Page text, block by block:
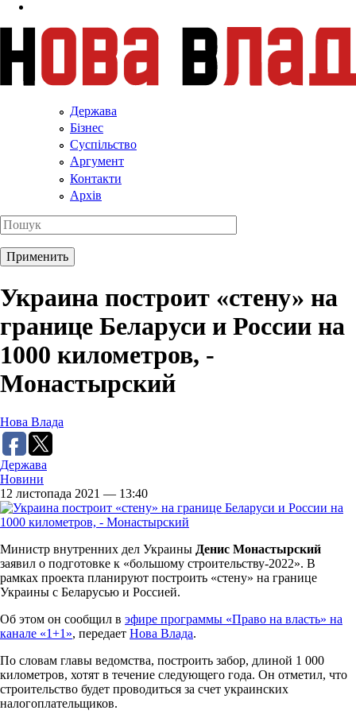
Держава
Бізнес
Суспільство
Аргумент
Контакти
Архів
Украина построит «стену» на
границе Беларуси и России на
1000 километров, -
Монастырский
Нова Влада
Держава
Новини
12 листопада 2021 — 13:40
Министр внутренних дел Украины Денис Монастырский
заявил о подготовке к «большому строительству-2022». В
рамках проекта планируют построить «стену» на границе
Украины с Беларусью и Россией.
Об этом он сообщил в эфире программы «Право на власть» на
канале «1+1», передает Нова Влада.
По словам главы ведомства, построить забор, длиной 1 000
километров, хотят в течение следующего года. Он отметил, что
строительство будет проводиться за счет украинских
налогоплательщиков.